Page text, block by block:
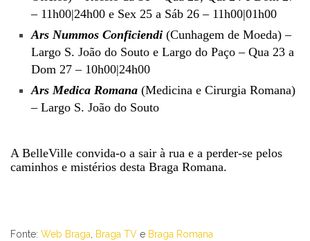
– 11h00|24h00 e Sex 25 a Sáb 26 – 11h00|01h00
Ars Nummos Conficiendi (Cunhagem de Moeda) –
Largo S. João do Souto e Largo do Paço – Qua 23 a
Dom 27 – 10h00|24h00
Ars Medica Romana (Medicina e Cirurgia Romana)
– Largo S. João do Souto
A BelleVille convida-o a sair à rua e a perder-se pelos
caminhos e mistérios desta Braga Romana.
Fonte: Web Braga, Braga TV e Braga Romana